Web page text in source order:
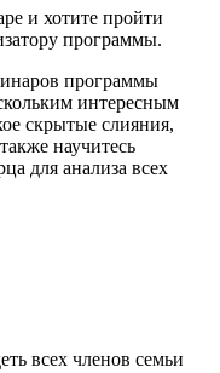
и хотите пройти
программы.
программы
интересным
скрытые слияния,
научитесь
для анализа всех
всех членов семьи